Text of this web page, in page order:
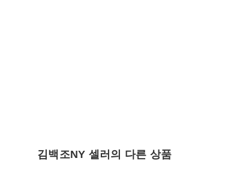
김백조NY 셀러의 다른 상품